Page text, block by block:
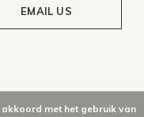
EMAIL US
met het gebruik van